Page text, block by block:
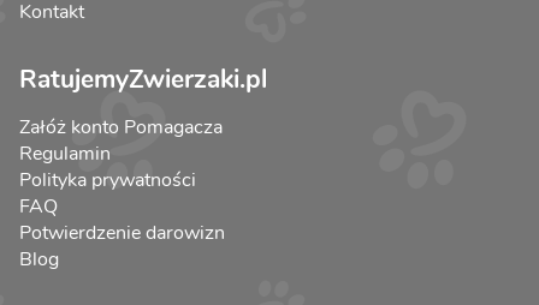
Kontakt
RatujemyZwierzaki.pl
Załóż konto Pomagacza
Regulamin
Polityka prywatności
FAQ
Potwierdzenie darowizn
Blog